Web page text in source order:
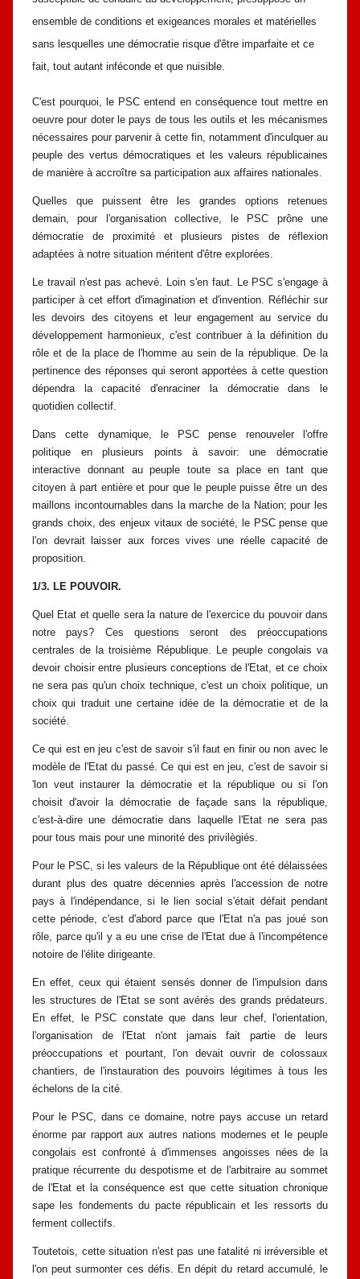
ensemble de conditions et exigeances morales et matérielles
sans lesquelles une démocratie risque d'être imparfaite et ce
fait, tout autant inféconde et que nuisible.
C'est pourquoi, le PSC entend en conséquence tout mettre en
oeuvre pour doter le pays de tous les outils et les mécanismes
nécessaires pour parvenir à cette fin, notamment d'inculquer au
peuple des vertus démocratiques et les valeurs républicaines
de manière à accroître sa participation aux affaires nationales.
Quelles que puissent être les grandes options retenues
demain, pour l'organisation collective, le PSC prône une
démocratie de proximité et plusieurspistes de réflexion
adaptées à notre situation méritent d'être explorées.
Le travail n'est pas achevé. Loin s'en faut. Le PSC s'engage à
participer à cet effort d'imagination et d'invention. Réfléchir sur
les devoirs des citoyens et leur engagement au service du
développement harmonieux, c'est contribuer à la définition du
rôle et de la place de l'homme au sein de la république. De la
pertinence des réponses qui seront apportées à cette question
dépendra lacapacité d'enraciner la démocratie dans le
quotidien collectif.
Dans cette dynamique, le PSC pense renouveler l'offre
politique enplusieurs points à savoir: une démocratie
interactive donnant au peuple toute sa place en tant que
citoyen à part entière et pour que le peuple puisse être un des
maillons incontournables dans la marche de la Nation; pour les
grands choix,des enjeux vitaux de société, le PSC pense que
l'on devrait laisser aux forcesvives une réelle capacité de
proposition.
1/3. LE POUVOIR.
Quel Etat et quelle sera la nature de l'exercice du pouvoir dans
notrepays? Ces questions seront des préoccupations
centrales de la troisième République. Le peuple congolais va
devoir choisir entre plusieurs conceptions de l'Etat, et ce choix
ne sera pas qu'un choix technique, c'est un choix politique, un
choix qui traduit une certaine idée de la démocratie et de la
société.
Ce qui est en jeu c'est de savoir s'il faut en finir ou non avec le
modèle de l'Etat du passé. Ce qui est en jeu, c'est de savoir si
'lon veut instaurer la démocratie et la république ou si l'on
choisit d'avoir la démocratie de façade sans la république,
c'est-à-dire une démocratie dans laquelle l'Etat ne sera pas
pour tous mais pour une minorité des privilègiés.
Pour le PSC, si les valeurs de la République ont été délaissées
durant plusdes quatre décennies après l'accession de notre
pays à l'indépendance, si le lien social s'était défait pendant
cette période, c'est d'abord parce que l'Etat n'a pas joué son
rôle, parce qu'il y a eu une crise de l'Etat due à l'incompétence
notoire de l'élite dirigeante.
En effet, ceux qui étaient sensés donner de l'impulsion dans
les structuresde l'Etat se sont avérés des grands prédateurs.
En effet, le PSC constate que dansleur chef, l'orientation,
l'organisation de l'Etat n'ont jamais fait partie de leurs
préoccupations et pourtant, l'on devait ouvrir de colossaux
chantiers, de l'instauration des pouvoirs légitimes à tous les
échelons de la cité.
Pour le PSC, dans ce domaine, notre pays accuse un retard
énorme par rapport aux autres nations modernes et le peuple
congolais est confronté à d'immenses angoisses nées de la
pratique récurrente du despotisme et de l'arbitraire au sommet
de l'Etat et la conséquence est que cette situation chronique
sape les fondements du pacte républicain et les ressorts du
ferment collectifs.
Toutetois, cette situation n'est pas une fatalité ni irréversible et
l'on peutsurmonter ces défis. En dépit du retard accumulé, le